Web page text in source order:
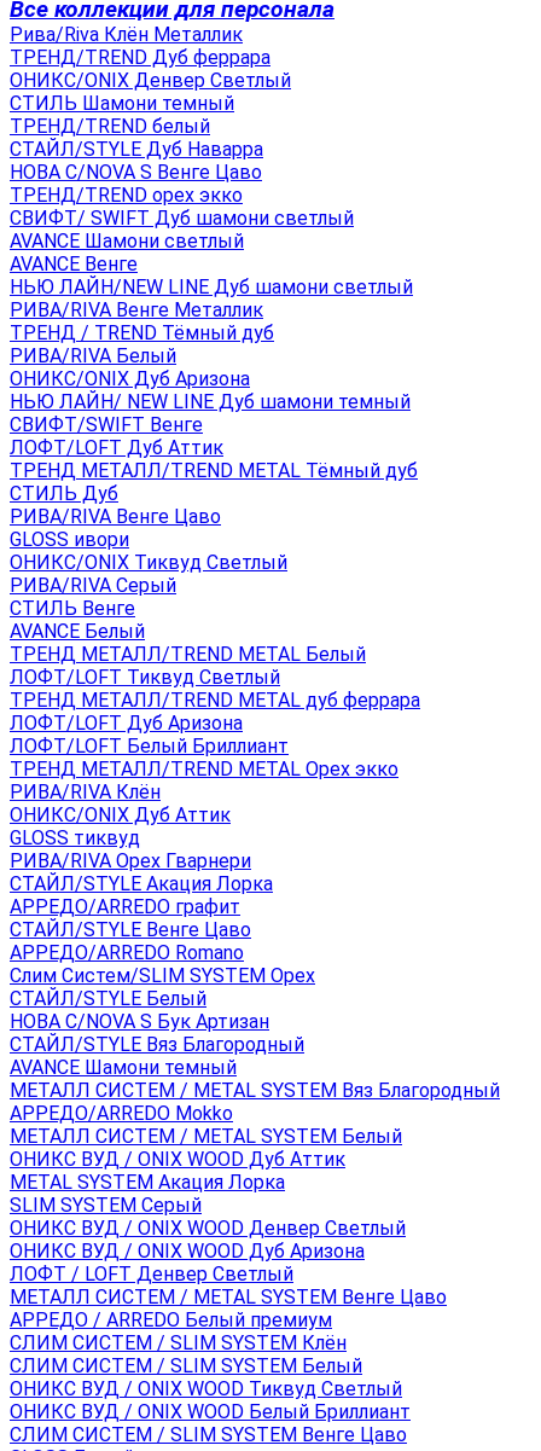
Все коллекции для персонала
Рива/Riva Клён Металлик
ТРЕНД/TREND Дуб феррара
ОНИКС/ONIX Денвер Светлый
СТИЛЬ Шамони темный
ТРЕНД/TREND белый
СТАЙЛ/STYLE Дуб Наварра
НОВА С/NOVA S Венге Цаво
ТРЕНД/TREND орех экко
СВИФТ/ SWIFT Дуб шамони светлый
AVANCE Шамони светлый
AVANCE Венге
НЬЮ ЛАЙН/NEW LINE Дуб шамони светлый
РИВА/RIVA Венге Металлик
TРЕНД / TREND Тёмный дуб
РИВА/RIVA Белый
ОНИКС/ONIX Дуб Аризона
НЬЮ ЛАЙН/ NEW LINE Дуб шамони темный
СВИФТ/SWIFT Венге
ЛОФТ/LOFT Дуб Аттик
ТРЕНД МЕТАЛЛ/TREND METAL Тёмный дуб
СТИЛЬ Дуб
РИВА/RIVA Венге Цаво
GLOSS ивори
ОНИКС/ONIX Тиквуд Светлый
РИВА/RIVA Серый
СТИЛЬ Венге
AVANСE Белый
ТРЕНД МЕТАЛЛ/TREND METAL Белый
ЛОФТ/LOFT Тиквуд Светлый
ТРЕНД МЕТАЛЛ/TREND METAL дуб феррара
ЛОФТ/LOFT Дуб Аризона
ЛОФТ/LOFT Белый Бриллиант
ТРЕНД МЕТАЛЛ/TREND METAL Орех экко
РИВА/RIVA Клён
ОНИКС/ONIX Дуб Аттик
GLOSS тиквуд
РИВА/RIVA Орех Гварнери
СТАЙЛ/STYLE Акация Лорка
АРРЕДО/ARREDO графит
СТАЙЛ/STYLE Венге Цаво
АРРЕДО/ARREDO Romano
Слим Систем/SLIM SYSTEM Орех
СТАЙЛ/STYLE Белый
НОВА С/NOVA S Бук Артизан
СТАЙЛ/STYLE Вяз Благородный
AVANCE Шамони темный
МЕТАЛЛ СИСТЕМ / METAL SYSTEM Вяз Благородный
АРРЕДО/ARREDO Mokko
МЕТАЛЛ СИСТЕМ / METAL SYSTEM Белый
ОНИКС ВУД / ONIX WOOD Дуб Аттик
METAL SYSTEM Акация Лорка
SLIM SYSTEM Серый
ОНИКС ВУД / ONIX WOOD Денвер Светлый
ОНИКС ВУД / ONIX WOOD Дуб Аризона
ЛОФТ / LOFT Денвер Светлый
МЕТАЛЛ СИСТЕМ / METAL SYSTEM Венге Цаво
АРРЕДО / ARREDO Белый премиум
СЛИМ СИСТЕМ / SLIM SYSTEM Клён
СЛИМ СИСТЕМ / SLIM SYSTEM Белый
ОНИКС ВУД / ONIX WOOD Тиквуд Светлый
ОНИКС ВУД / ONIX WOOD Белый Бриллиант
СЛИМ СИСТЕМ / SLIM SYSTEM Венге Цаво